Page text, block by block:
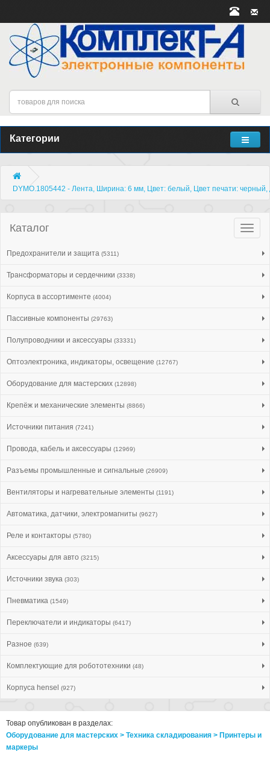
Категории
DYMO.1805442 - Лента, Ширина: 6 мм, Цвет: белый, Цвет печати:
Каталог
Предохранители и защита (5311)
Трансформаторы и сердечники (3338)
Корпуса в ассортименте (4004)
Пассивные компоненты (29763)
Полупроводники и аксессуары (33331)
Оптоэлектроника, индикаторы, освещение (12767)
Оборудование для мастерских (12898)
Крепёж и механические элементы (8866)
Источники питания (7241)
Провода, кабель и аксессуары (12969)
Разъемы промышленные и сигнальные (26909)
Вентиляторы и нагревательные элементы (1191)
Автоматика, датчики, электромагниты (9627)
Реле и контакторы (5780)
Аксессуары для авто (3215)
Источники звука (303)
Пневматика (1549)
Переключатели и индикаторы (6417)
Разное (639)
Комплектующие для робототехники (48)
Корпуса hensel (927)
Товар опубликован в разделах:
Оборудование для мастерских > Техника складирования > Принтеры и
маркеры